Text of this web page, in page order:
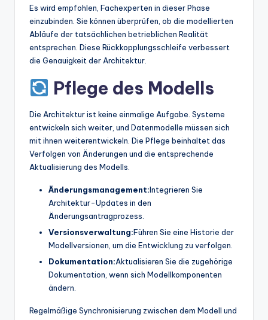
Es wird empfohlen, Fachexperten in dieser Phase
einzubinden. Sie können überprüfen, ob die modellierten
Abläufe der tatsächlichen betrieblichen Realität
entsprechen. Diese Rückkopplungsschleife verbessert
die Genauigkeit der Architektur.
Pflege des Modells
Die Architektur ist keine einmalige Aufgabe. Systeme
entwickeln sich weiter, und Datenmodelle müssen sich
mit ihnen weiterentwickeln. Die Pflege beinhaltet das
Verfolgen von Änderungen und die entsprechende
Aktualisierung des Modells.
Änderungsmanagement:Integrieren Sie
Architektur-Updates in den
Änderungsantragprozess.
Versionsverwaltung:Führen Sie eine Historie der
Modellversionen, um die Entwicklung zu verfolgen.
Dokumentation:Aktualisieren Sie die zugehörige
Dokumentation, wenn sich Modellkomponenten
ändern.
Regelmäßige Synchronisierung zwischen dem Modell und